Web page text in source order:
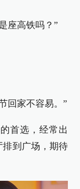
座高铁吗？”
回家不容易。”
首选，经常出
排到广场，期待